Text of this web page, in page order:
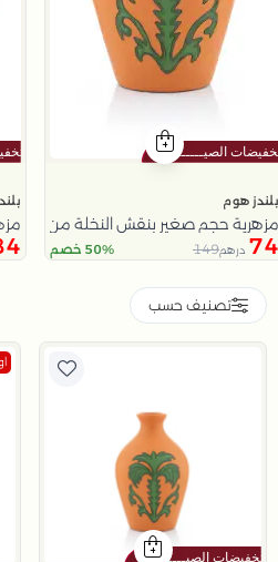
بلندز هوم
مزهرية حجم صغير بنقش النخلة من عسيب
74 درهم149 50% خصم
تصنيف حسب